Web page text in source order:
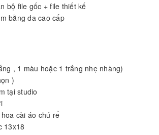
bộ file gốc + file thiết kế
bằng da cao cấp
, 1 màu hoặc 1 trắng nhẹ nhàng)
)
tại studio
cài áo chú rể
13x18